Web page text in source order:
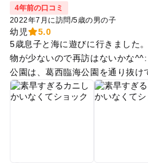
4年前の口コミ
2022年7月に訪問/5歳の男の子
幼児
5.0
5歳息子と海に遊びに行きました
物が少ないので再訪はないかな^^: 【葛西海浜公園】 葛西海浜
公園は、葛西臨海公園を通り抜け
浴場です。 海水浴場と言っても
一部の場所でのみ潜ることができ